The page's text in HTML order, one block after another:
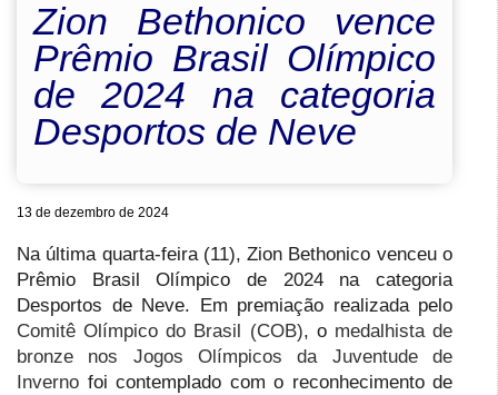
Zion Bethonico vence
Prêmio Brasil Olímpico
de 2024 na categoria
Desportos de Neve
13 de dezembro de 2024
Na última quarta-feira (11), Zion Bethonico venceu o
Prêmio Brasil Olímpico de 2024 na categoria
Desportos de Neve. Em premiação realizada pelo
Comitê Olímpico do Brasil (COB), o medalhista de
bronze nos Jogos Olímpicos da Juventude de
Inverno foi contemplado com o reconhecimento de